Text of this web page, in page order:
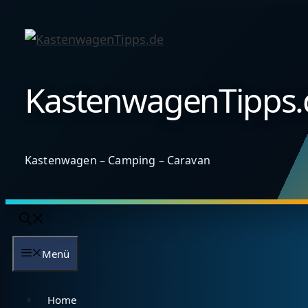
Inhalt
Kastenwagen – Camping – Caravan
Menü
Home